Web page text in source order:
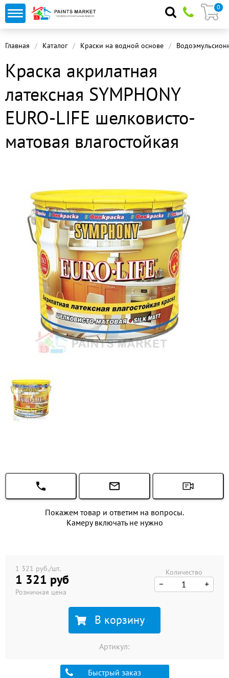
0
Главная Каталог Краски на водной основе
Краска акрилатная
латексная SYMPHONY
EURO-LIFE шелковисто-
матовая влагостойкая
Покажем товар и ответим на вопросы.
Камеру включать не нужно
1 321 руб./шт.
1 321 руб
Розничная цена
Количество
В корзину
Артикул:
Быстрый заказ